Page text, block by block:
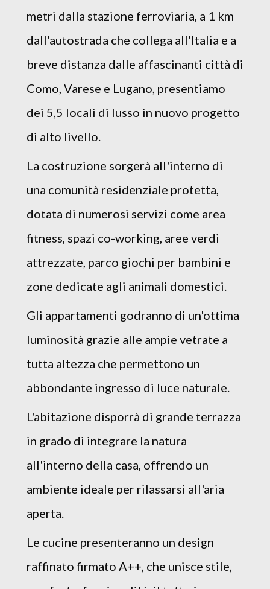
metri dalla stazione ferroviaria, a 1 km
dall'autostrada che collega all'Italia e a
breve distanza dalle affascinanti città di
Como, Varese e Lugano, presentiamo
dei 5,5 locali di lusso in nuovo progetto
di alto livello.
La costruzione sorgerà all'interno di
una comunità residenziale protetta,
dotata di numerosi servizi come area
fitness, spazi co-working, aree verdi
attrezzate, parco giochi per bambini e
zone dedicate agli animali domestici.
Gli appartamenti godranno di un'ottima
luminosità grazie alle ampie vetrate a
tutta altezza che permettono un
abbondante ingresso di luce naturale.
L'abitazione disporrà di grande terrazza
in grado di integrare la natura
all'interno della casa, offrendo un
ambiente ideale per rilassarsi all'aria
aperta.
Le cucine presenteranno un design
raffinato firmato A++, che unisce stile,